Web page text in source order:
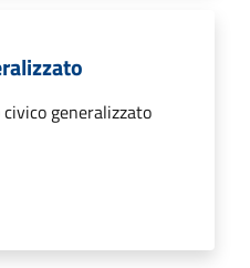
generalizzato